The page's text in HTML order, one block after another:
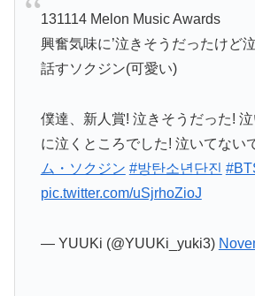
131114 Melon Music Awards
興奮気味に’泣きそうだったけど
話すソクジン(可愛い)
僕達、新人賞! 泣きそうだった!
に泣くところでした! 泣いてない
ム・ソクジン #방탄소년단진
pic.twitter.com/uSjrhoZioJ
— YUUKi (@YUUKi_yuki3)